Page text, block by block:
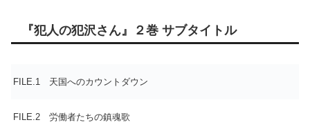
『犯人の犯沢さん』２巻 サブタイトル
FILE.1 天国へのカウントダウン
FILE.2 労働者たちの鎮魂歌